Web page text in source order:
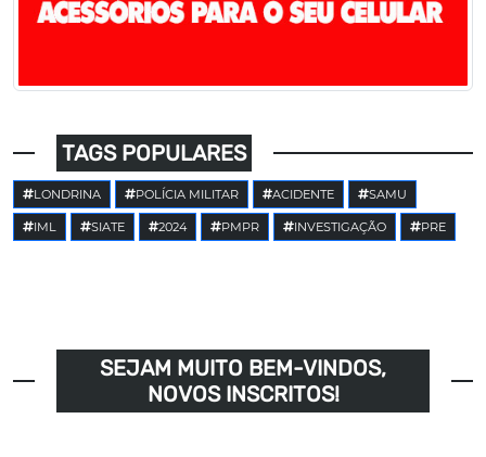
TAGS POPULARES
LONDRINA POLÍCIA MILITAR ACIDENTE SAMU
IML SIATE 2024 PMPR INVESTIGAÇÃO PRE
SEJAM MUITO BEM-VINDOS,
NOVOS INSCRITOS!